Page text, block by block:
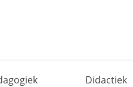
Didactiek